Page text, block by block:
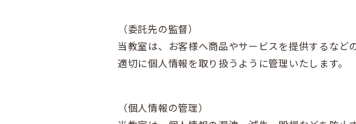
（委託先の監督）
当教室は、お客様へ商品やサービスを提供するな
適切に個人情報を取り扱うように管理いたします。
（個人情報の管理）